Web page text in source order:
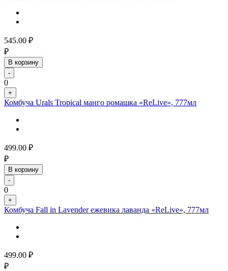
545.00 ₽
₽
В корзину
-
0
+
Комбуча Urals Tropical манго ромашка «ReLive», 777мл
499.00 ₽
₽
В корзину
-
0
+
Комбуча Fall in Lavender ежевика лаванда «ReLive», 777мл
499.00 ₽
₽